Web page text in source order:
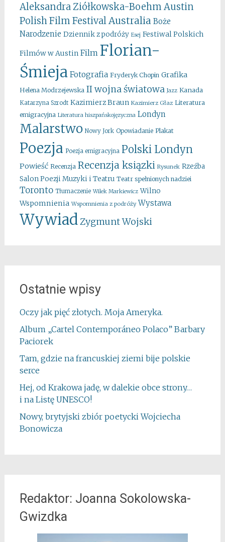
Aleksandra Ziółkowska-Boehm Austin
Polish Film FestivalAustralia Boże
Narodzenie Dziennik z podróży Esej Festiwal Polskich
Filmów w Austin Film Florian-
Śmieja Fotografia Fryderyk Chopin Grafika
Helena Modrzejewska II wojna światowa Jazz Kanada
Katarzyna Szrodt Kazimierz Braun Kazimierz Głaz Literatura
emigracyjna Literatura hiszpańskojęzyczna Londyn
Malarstwo Nowy Jork Opowiadanie Plakat
Poezja Poezja emigracyjna Polski Londyn
Powieść Recenzja Recenzja ksiązki Rysunek Rzeźba
Salon Poezji Muzyki i Teatru Teatr spełnionych nadziei
Toronto Tłumaczenie Wilek Markiewicz Wilno
Wspomnienia Wspomnienia z podróży Wystawa
WywiadZygmunt Wojski
Ostatnie wpisy
Oczy jak pięć złotych. Moja Ameryka.
Album „Cartel Contemporáneo Polaco” Barbary
Paciorek
Tam, gdzie na francuskiej ziemi bije polskie
serce
Hej, od Krakowa jadę, w dalekie obce strony…
i na Listę UNESCO!
Nowy, brytyjski zbiór poetycki Wojciecha
Bonowicza
Redaktor: Joanna Sokolowska-
Gwizdka